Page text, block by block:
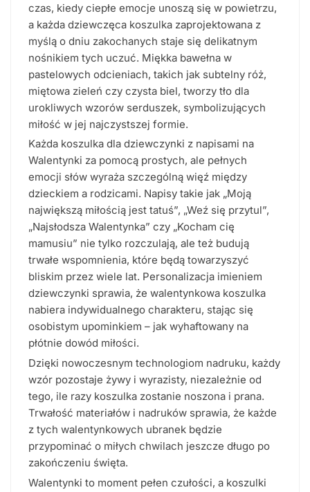
czas, kiedy ciepłe emocje unoszą się w powietrzu,
a każda dziewczęca koszulka zaprojektowana z
myślą o dniu zakochanych staje się delikatnym
nośnikiem tych uczuć. Miękka bawełna w
pastelowych odcieniach, takich jak subtelny róż,
miętowa zieleń czy czysta biel, tworzy tło dla
urokliwych wzorów serduszek, symbolizujących
miłość w jej najczystszej formie.
Każda koszulka dla dziewczynki z napisami na
Walentynki za pomocą prostych, ale pełnych
emocji słów wyraża szczególną więź między
dzieckiem a rodzicami. Napisy takie jak „Moją
największą miłością jest tatuś”, „Weź się przytul”,
„Najsłodsza Walentynka” czy „Kocham cię
mamusiu” nie tylko rozczulają, ale też budują
trwałe wspomnienia, które będą towarzyszyć
bliskim przez wiele lat. Personalizacja imieniem
dziewczynki sprawia, że walentynkowa koszulka
nabiera indywidualnego charakteru, stając się
osobistym upominkiem – jak wyhaftowany na
płótnie dowód miłości.
Dzięki nowoczesnym technologiom nadruku, każdy
wzór pozostaje żywy i wyrazisty, niezależnie od
tego, ile razy koszulka zostanie noszona i prana.
Trwałość materiałów i nadruków sprawia, że każde
z tych walentynkowych ubranek będzie
przypominać o miłych chwilach jeszcze długo po
zakończeniu święta.
Walentynki to moment pełen czułości, a koszulki